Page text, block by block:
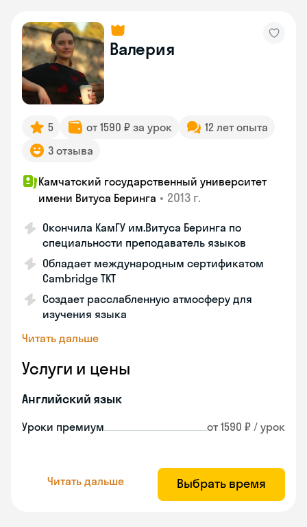
Валерия
5 от 1590 ₽ за урок
12 лет опыта
3 отзыва
Камчатский государственный университет
имени Витуса Беринга • 2013 г.
Окончила КамГУ им.Витуса Беринга по
специальности преподаватель языков
Обладает международным сертификатом
Cambridge TKT
Создает расслабленную атмосферу для
изучения языка
Читать дальше
Услуги и цены
Английский язык
Уроки премиум от 1590 ₽ / урок
Читать дальше Выбрать время